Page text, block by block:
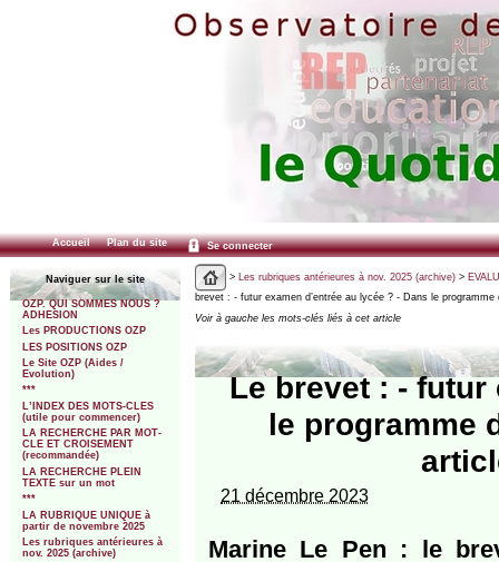
Accueil Plan du site Se connecter
Naviguer sur le site
OZP. QUI SOMMES NOUS ?
ADHESION
Les PRODUCTIONS OZP
LES POSITIONS OZP
Le Site OZP (Aides /
Evolution)
***
L’INDEX DES MOTS-CLES
(utile pour commencer)
LA RECHERCHE PAR MOT-
CLE ET CROISEMENT
(recommandée)
LA RECHERCHE PLEIN
TEXTE sur un mot
***
LA RUBRIQUE UNIQUE à
partir de novembre 2025
Les rubriques antérieures à
nov. 2025 (archive)
> Les rubriques antérieures à nov. 2025 (archive)>
brevet : - futur examen d’entrée au lycée ? - Dans le
Voir à gauche les mots-clés liés à cet article
Le brevet : - futur
le programme
21 décembre 2023
Marine Le Pen : le